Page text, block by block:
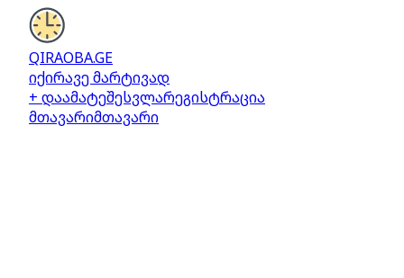
QIRAOBA.GE
იქირავე მარტივად
+ დაამატეშესვლარეგისტრაცია
მთავარიმთავარი